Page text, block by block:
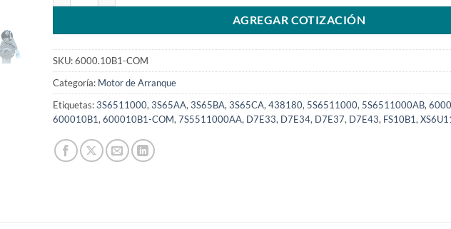
AGREGAR COTIZACIÓN
SKU:6000.10B1-COM
Categoría: Motor de Arranque
Etiquetas:3S6511000, 3S65AA, 3S65BA, 3S65CA, 438180, 5S6511000, 5S6511000AB,
600010B1, 600010B1-COM, 7S5511000AA, D7E33, D7E34, D7E37, D7E43, FS10B1,